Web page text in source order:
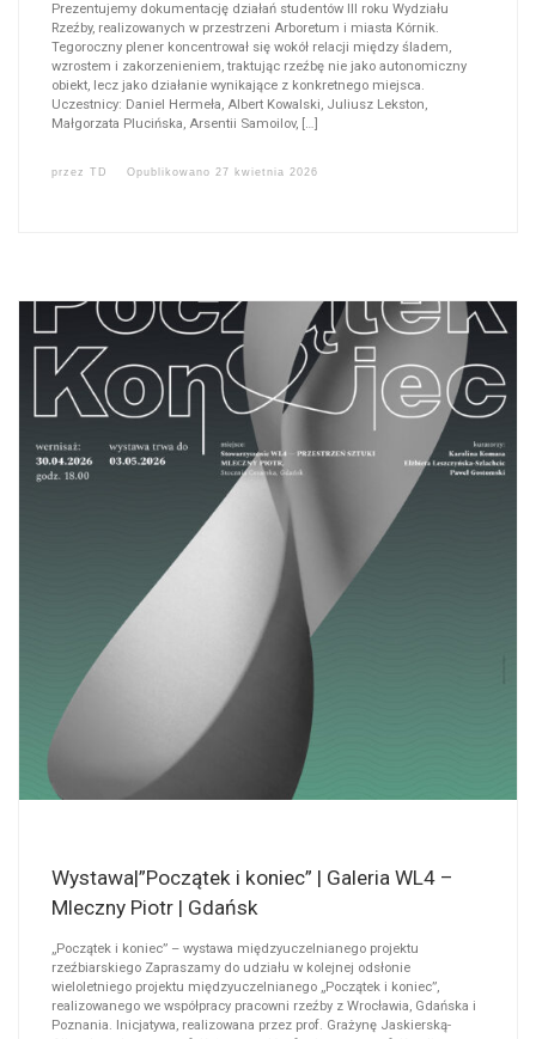
Prezentujemy dokumentację działań studentów III roku Wydziału
Rzeźby, realizowanych w przestrzeni Arboretum i miasta Kórnik.
Tegoroczny plener koncentrował się wokół relacji między śladem,
wzrostem i zakorzenieniem, traktując rzeźbę nie jako autonomiczny
obiekt, lecz jako działanie wynikające z konkretnego miejsca.
Uczestnicy: Daniel Hermeła, Albert Kowalski, Juliusz Lekston,
Małgorzata Plucińska, Arsentii Samoilov, […]
przezTD Opublikowano27 kwietnia 2026
Wystawa|”Początek i koniec” | Galeria WL4 –
Mleczny Piotr | Gdańsk
„Początek i koniec” – wystawa międzyuczelnianego projektu
rzeźbiarskiego Zapraszamy do udziału w kolejnej odsłonie
wieloletniego projektu międzyuczelnianego „Początek i koniec”,
realizowanego we współpracy pracowni rzeźby z Wrocławia, Gdańska i
Poznania. Inicjatywa, realizowana przez prof. Grażynę Jaskierską-